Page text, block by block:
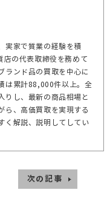
実家で質業の経験を積
店の代表取締役を務めて
ランド品の買取を中心に
は累計88,000件以上。全
りし、最新の商品相場と
ら、高価買取を実現する
く解説、説明してしてい
次の記事